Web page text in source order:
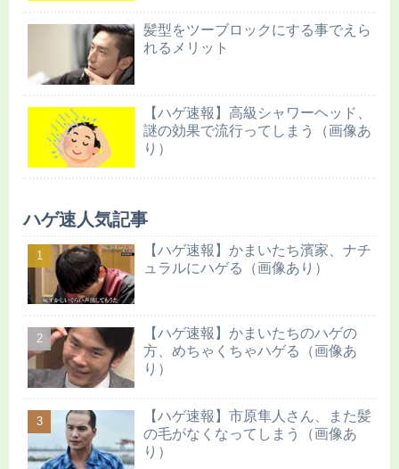
髪型をツーブロックにする事でえら
れるメリット
【ハゲ速報】高級シャワーヘッド、
謎の効果で流行ってしまう（画像あ
り）
ハゲ速人気記事
【ハゲ速報】かまいたち濱家、ナチ
ュラルにハゲる（画像あり）
【ハゲ速報】かまいたちのハゲの
方、めちゃくちゃハゲる（画像あ
り）
【ハゲ速報】市原隼人さん、また髪
の毛がなくなってしまう（画像あ
り）